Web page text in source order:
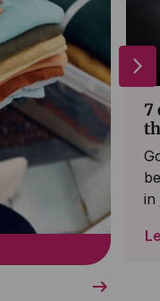
arrow_right_alt
7
in
arrow_forward_ios